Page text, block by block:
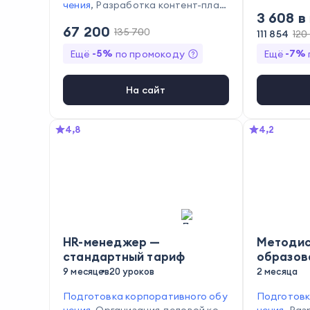
чения, Разработка контент-план
программ ,Составление плана об
Управление вниманием а
удитории,Анализ целевой аудит
ории
67 200 135 700
Ещё -5% по промокоду
На сайт
на
ой
3 608 в
111 854
Ещё -7%
4,8
HR-менеджер —
стандартный тариф
9 месяцев20 уроков
Подготовка корпоративного обу
4,2
2 месяца